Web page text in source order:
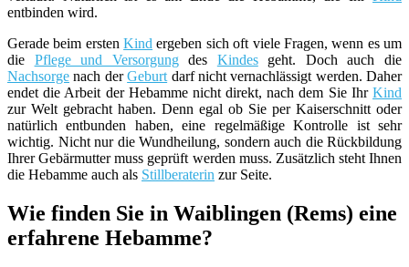
entbinden wird.
Gerade beim erstenKind ergeben sich oft viele Fragen, wenn es um
die Pflege und Versorgungdes Kindesgeht. Doch auch die
Nachsorge nach derGeburt darf nicht vernachlässigt werden. Daher
endet die Arbeit der Hebamme nicht direkt, nach dem Sie Ihr Kind
zur Welt gebracht haben. Denn egal ob Sie per Kaiserschnitt oder
natürlich entbunden haben, eine regelmäßige Kontrolle ist sehr
wichtig. Nicht nur die Wundheilung, sondern auch die Rückbildung
Ihrer Gebärmutter muss geprüft werden muss. Zusätzlich steht Ihnen
die Hebamme auch als Stillberaterin zur Seite.
Wie finden Sie in Waiblingen (Rems) eine
erfahrene Hebamme?